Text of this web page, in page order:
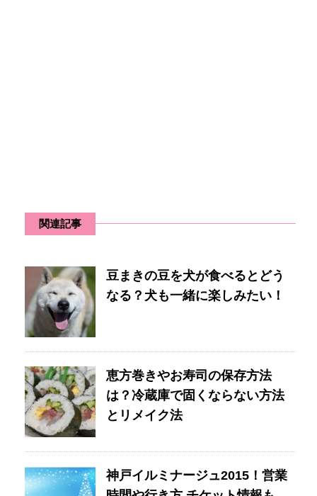
関連記事
豆まきの豆を犬が食べるとどう
なる？犬も一緒に楽しみたい！
恵方巻きやお寿司の保存方法
は？冷蔵庫で固くならない方法
とリメイク法
神戸イルミナージュ2015！営業